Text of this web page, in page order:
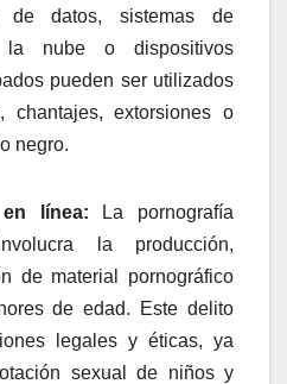
de datos, sistemas de
la nube o dispositivos
pueden ser utilizados
chantajes, extorsiones o
negro.
línea: La pornografía
la producción,
de material pornográfico
de edad. Este delito
legales y éticas, ya
sexual de niños y